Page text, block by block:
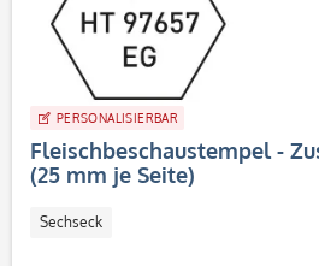
PERSONALISIERBAR
Fleischbeschaustempel -
(25 mm je Seite)
Sechseck